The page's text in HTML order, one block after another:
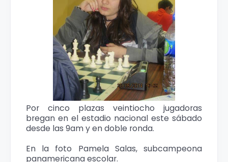
Por cinco plazas veintiocho jugadoras
bregan en el estadio nacional este sábado
desde las 9am y en doble ronda.
En la foto Pamela Salas, subcampeona
panamericana escolar.